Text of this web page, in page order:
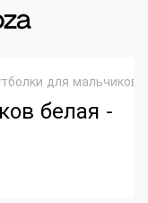
для мальчиков
белая -